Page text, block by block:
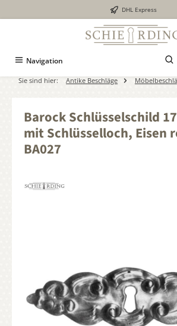
DHL Express
Navigation
Sie sind hier: Antike Beschläge
Barock Schlüsselschild
mit Schlüsselloch, Eisen
BA027